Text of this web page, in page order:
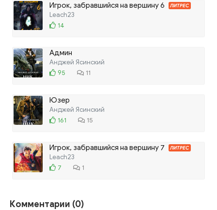
Игрок, забравшийся на вершину 6 ЛИТРЕС
Leach23
14
Админ
Анджей Ясинский
95
11
Юзер
Анджей Ясинский
161
15
Игрок, забравшийся на вершину 7 ЛИТРЕС
Leach23
7
1
Комментарии (0)